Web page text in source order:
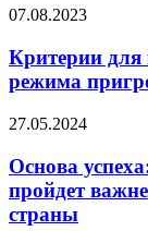
дефицит
Критерии
шумных:
нарушителям
звукового
пригрозили
из
жилья
07.08.2023
Критерии
режима
Основа
в
конце
мая
в
27.05.2024
Основа
пройдет
страны